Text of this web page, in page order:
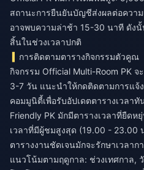
สถานะการยืนยันบัญชีส่งผลต่อความ
อาจพบความล่าช้า 15-30 นาที ดัง
สิ้นในช่วงเวลาปกติ
การติดตามตารางกิจกรรมตัวคูณ
กิจกรรม Official Multi-Room PK จ
3-7 วัน แนะนำให้กดติดตามการแจ้
คอมมูนิตี้เพื่อรับอัปเดตตารางเวลาทั
Friendly PK มักมีตารางเวลาที่ยืด
เวลาที่มีผู้ชมสูงสุด (19.00 - 23.00
ตารางงานชัดเจนมักจะรักษาเวลา
แนวโน้มตามฤดูกาล: ช่วงเทศกาล,